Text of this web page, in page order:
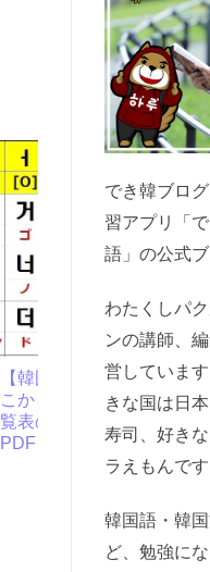
【韓国語50音】勉強はこ
こから！ハングル文字一
覧表の読み方・覚え方｜
PDF・音声付き
でき韓ブロ
習アプリ「
語」の公式ブ
わたくしパ
ンの講師、
営していま
きな国は日
寿司、好き
ラえもんです
韓国語・韓
ど、勉強に